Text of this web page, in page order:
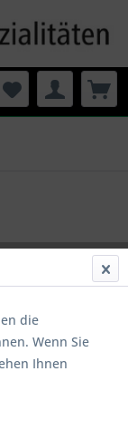
die
Wenn Sie
Ihnen